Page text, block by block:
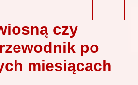
czy
po
miesiącach